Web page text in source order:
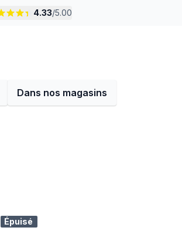
4.33/5.00
Dans nos magasins
Épuisé